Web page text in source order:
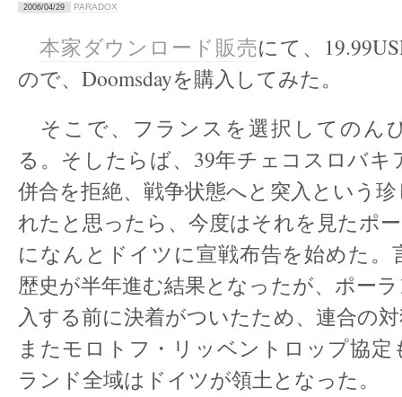
2006/04/29 PARADOX
本家ダウンロード販売にて、
ので、Doomsdayを購入してみた。
そこで、フランスを選択してのん
る。そしたらば、39年チェコスロバ
併合を拒絶、戦争状態へと突入という
れたと思ったら、今度はそれを見たポ
になんとドイツに宣戦布告を始めた。
歴史が半年進む結果となったが、ポー
入する前に決着がついたため、連合の
またモロトフ・リッベントロップ協
ランド全域はドイツが領土となった。